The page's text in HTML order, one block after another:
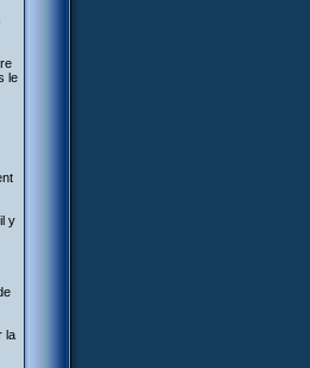
le
y
la